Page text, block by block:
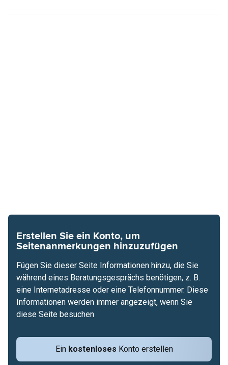
Erstellen Sie ein Konto, um
Seitenanmerkungen hinzuzufügen
Ein kostenloses Konto erstellen
Fügen Sie dieser Seite Informationen hinzu, die Sie
während eines Beratungsgesprächs benötigen, z. B.
eine Internetadresse oder eine Telefonnummer. Diese
Informationen werden immer angezeigt, wenn Sie
diese Seite besuchen